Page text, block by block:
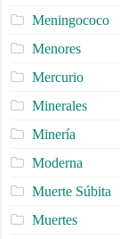
Meningococo
Menores
Mercurio
Minerales
Minería
Moderna
Muerte Súbita
Muertes